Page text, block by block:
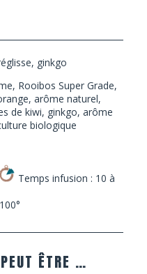
ginkgo
Rooibos Super Grade,
arôme naturel,
de kiwi, ginkgo, arôme
biologique
Temps infusion : 10 à
ÊTRE …